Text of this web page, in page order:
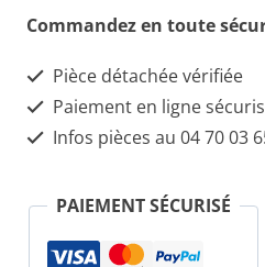
Commandez en toute
Pièce détachée vérifiée
Paiement en ligne
Infos pièces au 04 70 03
PAIEMENT SÉCURISÉ